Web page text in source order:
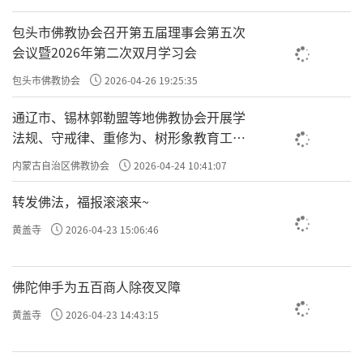
许方勇解读《了凡四训》（四）
许方勇解读《了凡四训》（五）
许方勇解读《了凡四训》（六）
责任编辑：勉淳
包头市佛教协会召开第五届理事会第五次
会议暨2026年第二次双月学习会
包头市佛教协会 2026-04-26 19:25:35
通辽市、锡林郭勒盟等地佛教协会开展学
法规、守戒律、重修为、树形象教育工作
专题学习会
内蒙古自治区佛教协会 2026-04-24 10:41:07
转发佛法，福报滚滚来~
黄盖寺 2026-04-23 15:06:46
佛陀伸手为五百商人除夜叉障
黄盖寺 2026-04-23 14:43:15